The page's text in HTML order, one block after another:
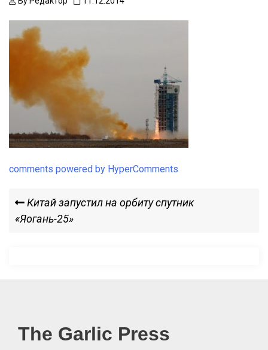
comments powered by HyperComments
Навигация
Previous
Post
Китай запустил на орбиту спутник
«Яогань-25»
The Garlic Press